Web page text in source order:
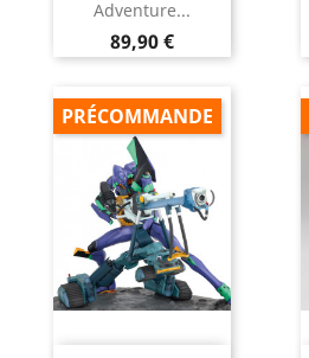
Adventure...
Prix
89,90 €
PRÉCOMMANDE